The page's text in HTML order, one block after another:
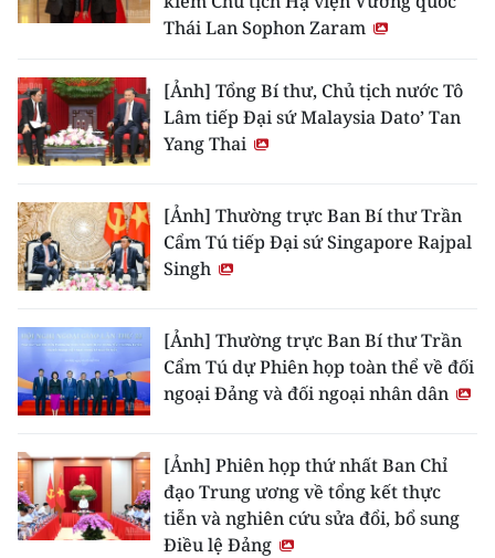
Thái Lan Sophon Zaram
[Ảnh] Tổng Bí thư, Chủ tịch nước Tô
Lâm tiếp Đại sứ Malaysia Dato’ Tan
Yang Thai
[Ảnh] Thường trực Ban Bí thư Trần
Cẩm Tú tiếp Đại sứ Singapore Rajpal
Singh
[Ảnh] Thường trực Ban Bí thư Trần
Cẩm Tú dự Phiên họp toàn thể về đối
ngoại Đảng và đối ngoại nhân dân
[Ảnh] Phiên họp thứ nhất Ban Chỉ
đạo Trung ương về tổng kết thực
tiễn và nghiên cứu sửa đổi, bổ sung
Điều lệ Đảng